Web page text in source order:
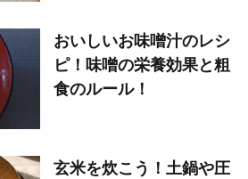
おいしいお味噌汁のレシ
ピ！味噌の栄養効果と粗
食のルール！
玄米を炊こう！土鍋や圧